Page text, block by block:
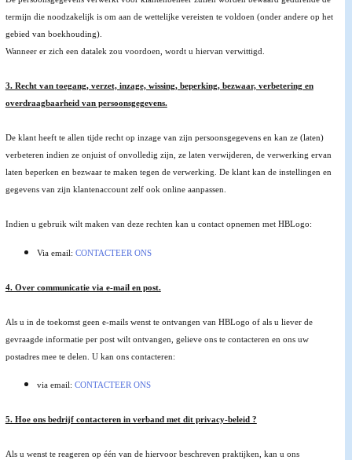
termijn die noodzakelijk is om aan de wettelijke vereisten te voldoen (onder andere op het
gebied van boekhouding).
Wanneer er zich een datalek zou voordoen, wordt u hiervan verwittigd.
3. Recht van toegang, verzet, inzage, wissing, beperking, bezwaar, verbetering en
overdraagbaarheid van persoonsgegevens.
De klant heeft te allen tijde recht op inzage van zijn persoonsgegevens en kan ze (laten)
verbeteren indien ze onjuist of onvolledig zijn, ze laten verwijderen, de verwerking ervan
laten beperken en bezwaar te maken tegen de verwerking. De klant kan de instellingen en
gegevens van zijn klantenaccount zelf ook online aanpassen.
Indien u gebruik wilt maken van deze rechten kan u contact opnemen met HBLogo:
Via email: CONTACTEER ONS
4. Over communicatie via e-mail en post.
Als u in de toekomst geen e-mails wenst te ontvangen van HBLogo of als u liever de
gevraagde informatie per post wilt ontvangen, gelieve ons te contacteren en ons uw
postadres mee te delen. U kan ons contacteren:
via email: CONTACTEER ONS
5. Hoe ons bedrijf contacteren in verband met dit privacy-beleid ?
Als u wenst te reageren op één van de hiervoor beschreven praktijken, kan u ons